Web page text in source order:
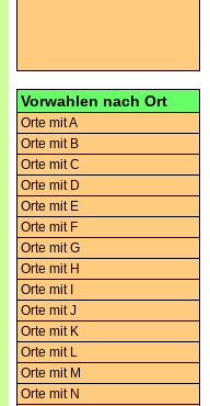
Vorwahlen nach Ort
Orte mit A
Orte mit B
Orte mit C
Orte mit D
Orte mit E
Orte mit F
Orte mit G
Orte mit H
Orte mit I
Orte mit J
Orte mit K
Orte mit L
Orte mit M
Orte mit N